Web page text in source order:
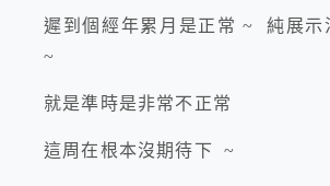
遲到個經年累月是正常 ~ 純展示
~
就是準時是非常不正常
這周在根本沒期待下 ~